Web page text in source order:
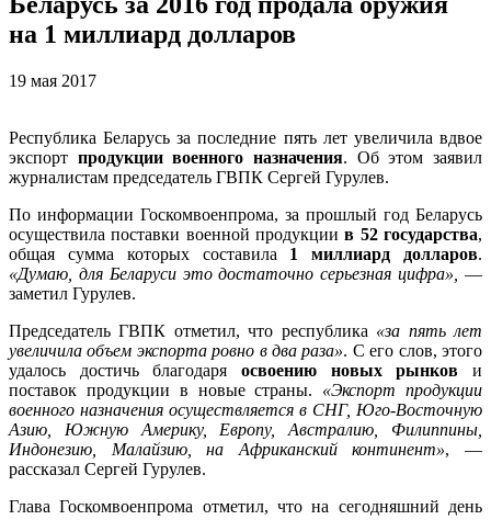
на 1 миллиард долларов
19 мая 2017
Республика Беларусь за последние пять лет увеличила вдвое
экспорт продукции военного назначения. Об этом заявил
журналистам председатель ГВПК Сергей Гурулев.
По информации Госкомвоенпрома, за прошлый год Беларусь
осуществила поставки военной продукциив 52 государства,
общая сумма которых составила 1 миллиард долларов.
«Думаю, для Беларуси это достаточно серьезная цифра»,
—
заметил Гурулев.
Председатель ГВПК отметил, что республика «за пять лет
увеличила объем экспорта ровно в два раза». С его слов, этого
удалось достичь благодаря освоению новых рынков и
поставок продукции в новые страны. «Экспорт продукции
военного назначения осуществляется в СНГ, Юго-Восточную
Азию, Южную Америку, Европу, Австралию, Филиппины,
Индонезию, Малайзию, на Африканский континент», —
рассказал Сергей Гурулев.
Глава Госкомвоенпрома отметил, что на сегодняшний день